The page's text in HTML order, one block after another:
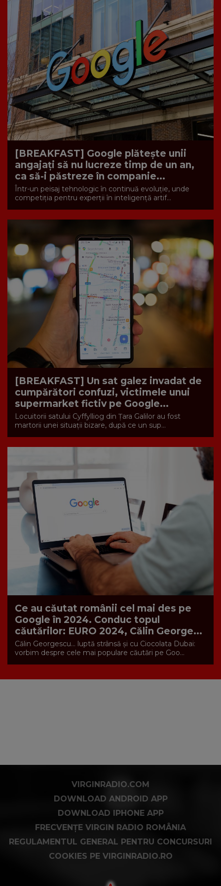
[BREAKFAST] Google plătește unii
angajați să nu lucreze timp de un an,
ca să-i păstreze în companie...
Într-un peisaj tehnologic în continuă evoluție, unde
competiția pentru experții în inteligență artif...
[BREAKFAST] Un sat galez invadat de
cumpărători confuzi, victimele unui
supermarket fictiv pe Google...
Locuitorii satului Cyffylliog din Țara Galilor au fost
martorii unei situații bizare, după ce un sup...
Ce au căutat românii cel mai des pe
Google în 2024. Conduc topul
căutărilor: EURO 2024, Călin George...
Călin Georgescu… luptă strânsă și cu Ciocolata Dubai:
vorbim despre cele mai populare căutări pe Goo...
VIRGINRADIO.COM
DOWNLOAD ANDROID APP
DOWNLOAD IPHONE APP
FRECVENȚE VIRGIN RADIO ROMÂNIA
REGULAMENTUL GENERAL PENTRU CONCURSURI
COOKIES PE VIRGINRADIO.RO